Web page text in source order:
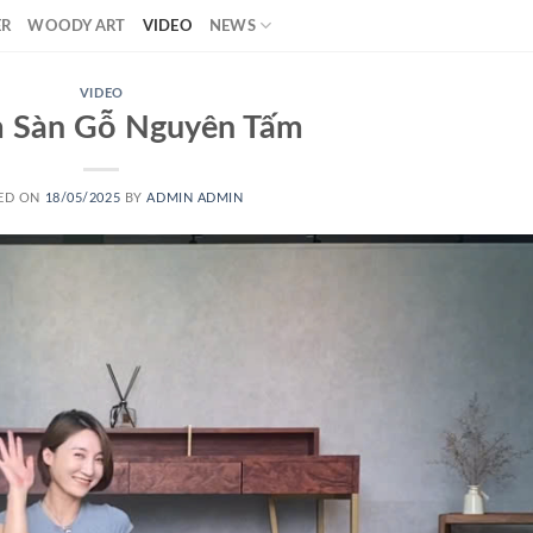
WOODY ART VIDEO NEWS
VIDEO
Sàn Gỗ Nguyên Tấm
ON 18/05/2025 BYADMIN ADMIN